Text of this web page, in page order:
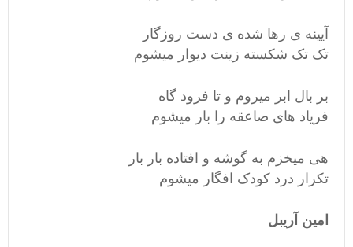
آیینه ی رها شده ی دست روزگار
تک تک شکسته زینت دیوار میشوم
بر بال ابر میروم و تا فرود گاه
فریاد های صاعقه را بار میشوم
هی میخزم به گوشه و افتاده بار بار
تکرار درد کودک افگار میشوم
امین آریبل